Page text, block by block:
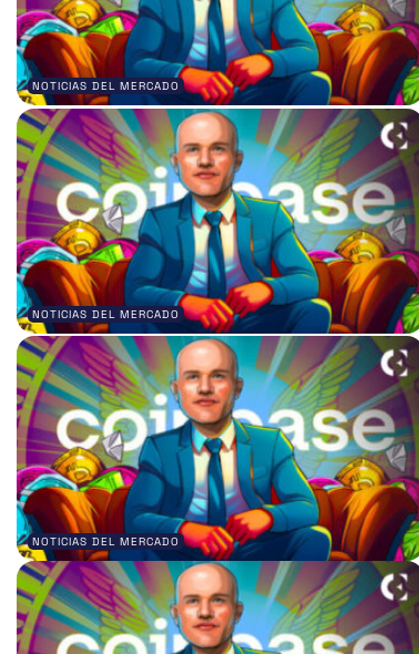
NOTICIAS DEL MERCADO
NOTICIAS DEL MERCADO
NOTICIAS DEL MERCADO